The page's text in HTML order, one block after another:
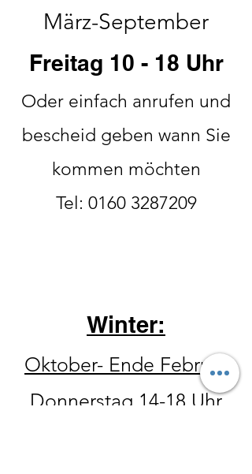
März-September
Freitag 10 - 18 Uhr
Oder einfach anrufen und
bescheid geben wann Sie
kommen möchten
Tel: 0160 3287209
Winter:
Oktober- Ende Februar
Donnerstag 14-18 Uhr